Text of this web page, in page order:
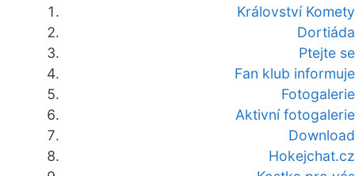
Království Komety
Dortiáda
Ptejte se
Fan klub informuje
Fotogalerie
Aktivní fotogalerie
Download
Hokejchat.cz